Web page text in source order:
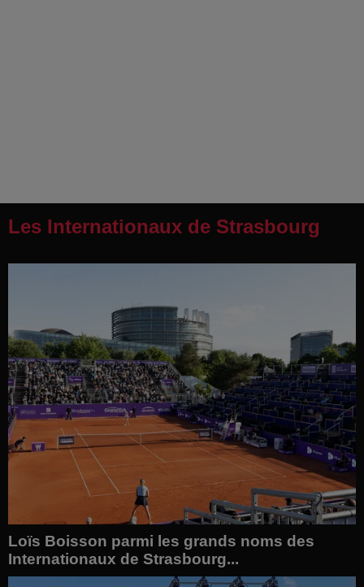
Les Internationaux de Strasbourg
Loïs Boisson parmi les grands noms des
Internationaux de Strasbourg...